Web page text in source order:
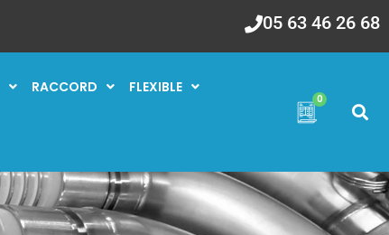
05 63 46 26 68
RACCORD FLEXIBLE
0